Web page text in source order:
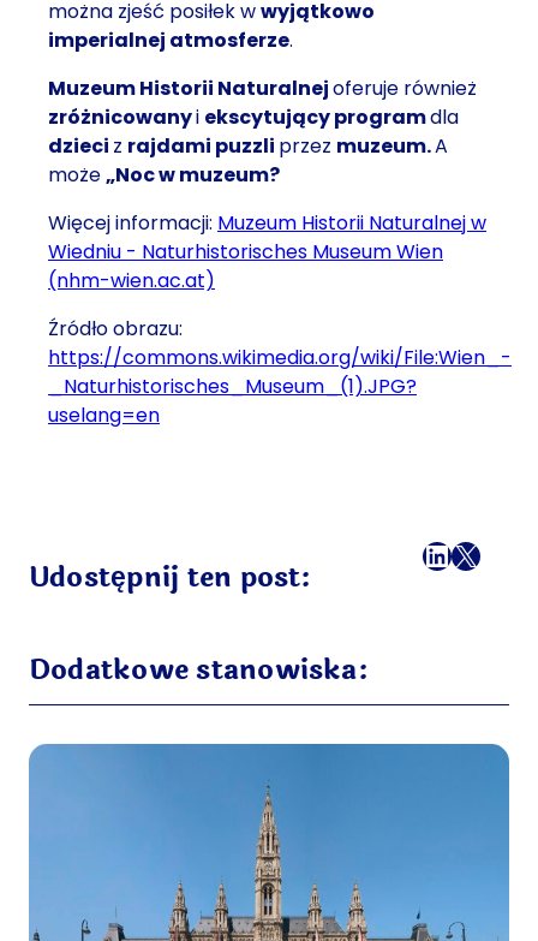
można zjeść posiłek wwyjątkowo
imperialnej atmosferze.
Muzeum Historii Naturalnejoferuje również
zróżnicowanyi ekscytujący programdla
dzieci z rajdami puzzli przez muzeum.A
może„Noc w muzeum?
Więcej informacji: Muzeum Historii Naturalnej w
Wiedniu - Naturhistorisches Museum Wien
(nhm-wien.ac.at)
Źródło obrazu:
https://commons.wikimedia.org/wiki/File:Wien_-
_Naturhistorisches_Museum_(1).JPG?
uselang=en
Udostępnij ten post:
Facebook
LinkedIn
X Mail
Dodatkowe stanowiska: